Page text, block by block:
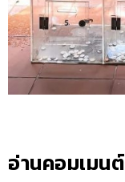
อ่านคอมเมน